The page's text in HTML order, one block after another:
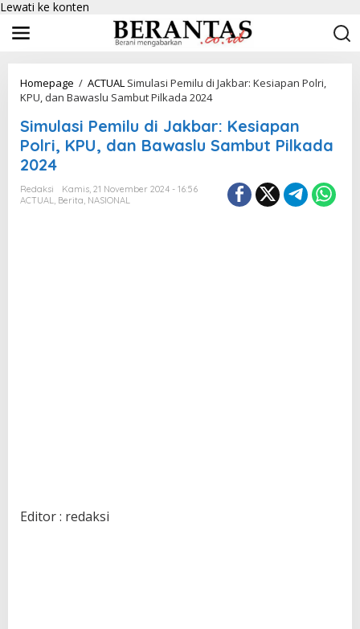
Lewati ke konten
Homepage / ACTUAL Simulasi Pemilu di Jakbar: Kesiapan Polri,
KPU, dan Bawaslu Sambut Pilkada 2024
Simulasi Pemilu di Jakbar: Kesiapan
Polri, KPU, dan Bawaslu Sambut Pilkada
2024
Redaksi
Kamis, 21 November 2024 - 16:56
ACTUAL, Berita, NASIONAL
Editor : redaksi